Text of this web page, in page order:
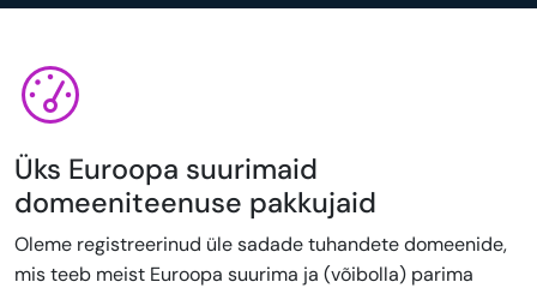
Üks Euroopa suurimaid
domeeniteenuse pakkujaid
Oleme registreerinud üle sadade tuhandete domeenide,
mis teeb meist Euroopa suurima ja (võibolla) parima